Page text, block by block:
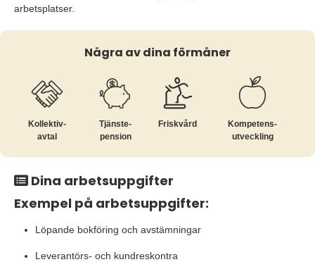
arbetsplatser.
Några av dina förmåner
Kollektiv­
avtal
Tjänste­
pension
Friskvård
Kompetens­
utveckling
Dina arbetsuppgifter
Exempel på arbetsuppgifter:
Löpande bokföring och avstämningar
Leverantörs- och kundreskontra